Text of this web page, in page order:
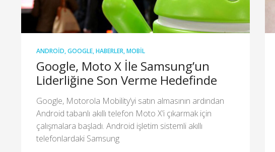
ANDROID,GOOGLE,HABERLER,MOBIL
Google, Moto X İle Samsung’un
Liderliğine Son Verme Hedefinde
Google, Motorola Mobility’yi satın almasının ardından
Android tabanlı akıllı telefon Moto X’i çıkarmak için
çalışmalara başladı. Android işletim sistemli akıllı
telefonlardaki Samsung